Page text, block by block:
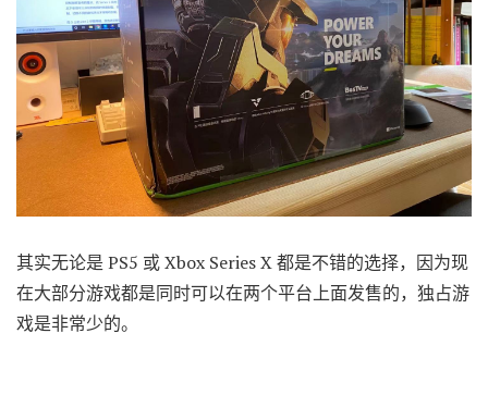
其实无论是 PS5 或 Xbox Series X 都是不错的选择，因为现
在大部分游戏都是同时可以在两个平台上面发售的，独占游
戏是非常少的。